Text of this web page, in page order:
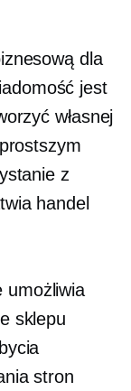
dla
jest
własnej
z
handel
umożliwia
sklepu
stron